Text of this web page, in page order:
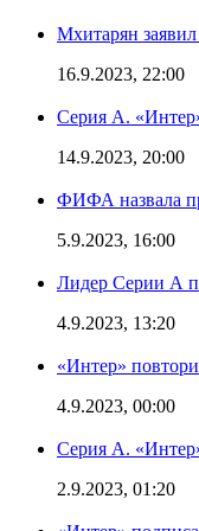
Мхитарян
16.9.2023, 22:00
Серия А.
14.9.2023, 20:00
ФИФА назвала
5.9.2023, 16:00
Лидер Серии А
4.9.2023, 13:20
«Интер»
4.9.2023, 00:00
Серия А.
2.9.2023, 01:20